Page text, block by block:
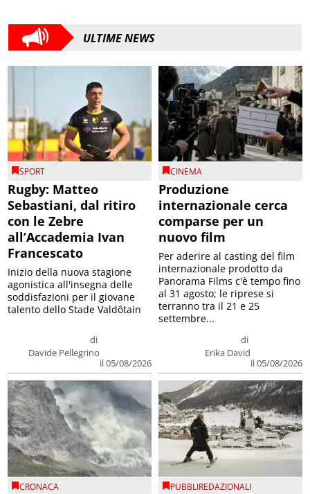
ULTIME NEWS
SPORT
Rugby: Matteo
Sebastiani, dal ritiro
con le Zebre
all’Accademia Ivan
Francescato
di
Davide Pellegrino
il 05/08/2026
Inizio della nuova stagione
agonistica all'insegna delle
soddisfazioni per il giovane
talento dello Stade Valdôtain
CINEMA
Produzione
internazionale cerca
comparse per un
nuovo film
di
Erika David
il 05/08/2026
Per aderire al casting del film
internazionale prodotto da
Panorama Films c'è tempo fino
al 31 agosto; le riprese si
terranno tra il 21 e 25
settembre...
CRONACA PUBBLIREDAZIONALI